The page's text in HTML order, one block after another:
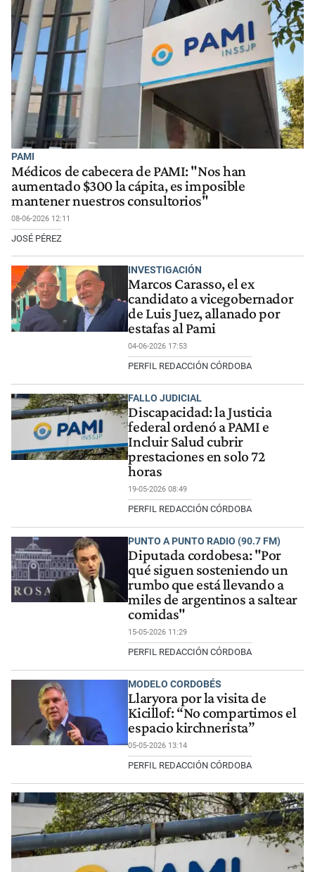
PAMI
Médicos de cabecera de PAMI: "Nos han
aumentado $300 la cápita, es imposible
mantener nuestros consultorios"
08-06-2026 12:11
JOSÉ PÉREZ
INVESTIGACIÓN
Marcos Carasso, el ex
candidato a vicegobernador
de Luis Juez, allanado por
estafas al Pami
04-06-2026 17:53
PERFIL REDACCIÓN CÓRDOBA
FALLO JUDICIAL
Discapacidad: la Justicia
federal ordenó a PAMI e
Incluir Salud cubrir
prestaciones en solo 72
horas
19-05-2026 08:49
PERFIL REDACCIÓN CÓRDOBA
PUNTO A PUNTO RADIO (90.7 FM)
Diputada cordobesa: "Por
qué siguen sosteniendo un
rumbo que está llevando a
miles de argentinos a saltear
comidas"
15-05-2026 11:29
PERFIL REDACCIÓN CÓRDOBA
MODELO CORDOBÉS
Llaryora por la visita de
Kicillof: “No compartimos el
espacio kirchnerista”
05-05-2026 13:14
PERFIL REDACCIÓN CÓRDOBA